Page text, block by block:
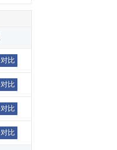
比
比
比
比